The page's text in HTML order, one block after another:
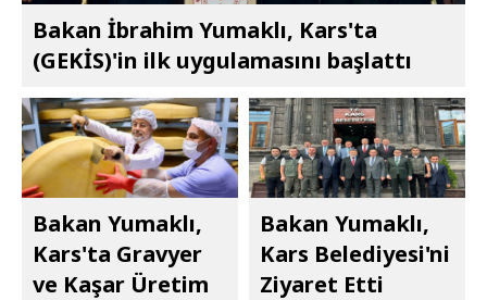
Bakan İbrahim Yumaklı, Kars'ta
(GEKİS)'in ilk uygulamasını başlattı
Bakan Yumaklı,
Kars'ta Gravyer
ve Kaşar Üretim
Bakan Yumaklı,
Kars Belediyesi'ni
Ziyaret Etti